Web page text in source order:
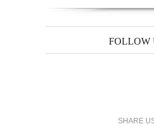
FOLLOW
SHARE